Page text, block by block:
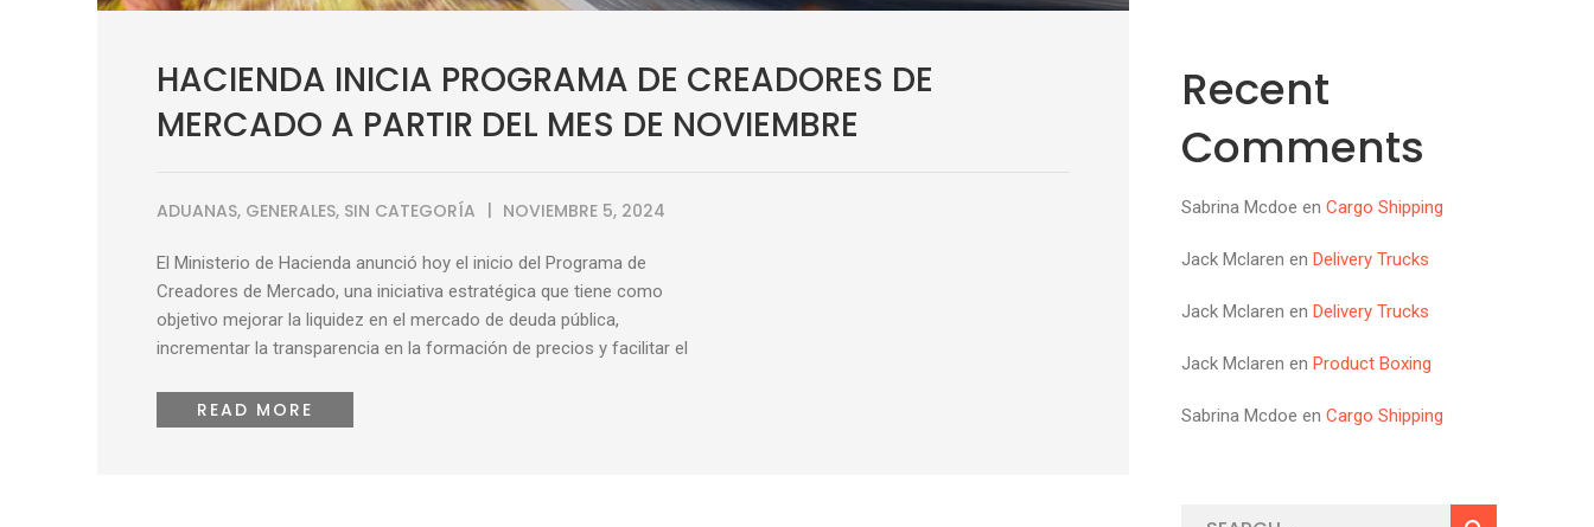
HACIENDA INICIA PROGRAMA DE CREADORES DE
MERCADO A PARTIR DEL MES DE NOVIEMBRE
ADUANAS, GENERALES, SIN CATEGORÍA NOVIEMBRE 5, 2024
El Ministerio de Hacienda anunció hoy el inicio del Programa de
Creadores de Mercado, una iniciativa estratégica que tiene como
objetivo mejorar la liquidez en el mercado de deuda pública,
incrementar la transparencia en la formación de precios y facilitar el
READ MORE
Recent
Comments
Sabrina Mcdoe en Cargo Shipping
Jack Mclaren en Delivery Trucks
Jack Mclaren en Delivery Trucks
Jack Mclaren en Product Boxing
Sabrina Mcdoe en Cargo Shipping